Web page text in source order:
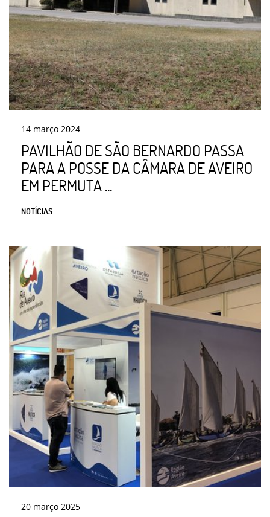
14 março 2024
PAVILHÃO DE SÃO BERNARDO PASSA
PARA A POSSE DA CÂMARA DE AVEIRO
EM PERMUTA ...
NOTÍCIAS
20 março 2025